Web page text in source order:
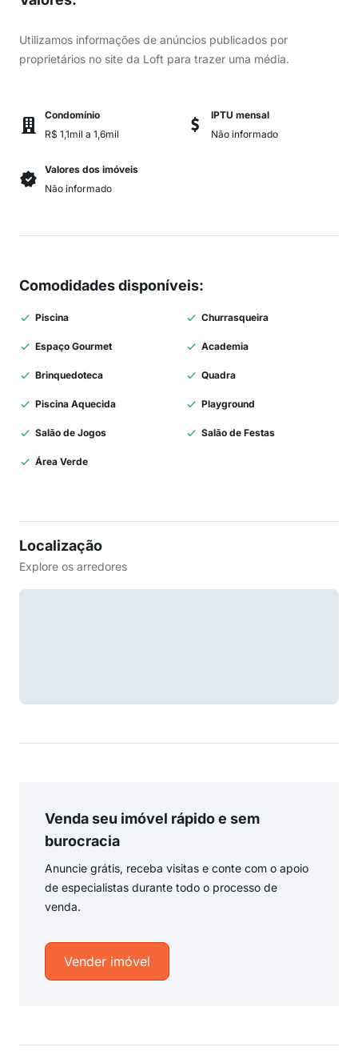
Utilizamos informações de anúncios publicados por
proprietários no site da Loft para trazer uma média.
Condomínio
R$ 1,1mil a 1,6mil
IPTU mensal
Não informado
Valores dos imóveis
Não informado
Comodidades disponíveis:
Piscina Churrasqueira
Espaço Gourmet Academia
Brinquedoteca Quadra
Piscina Aquecida Playground
Salão de Jogos Salão de Festas
Área Verde
Localização
Explore os arredores
Venda seu imóvel rápido e sem
burocracia
Anuncie grátis, receba visitas e conte com o apoio
de especialistas durante todo o processo de
venda.
Vender imóvel